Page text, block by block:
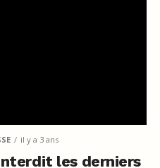
il y a 3 ans
les derniers